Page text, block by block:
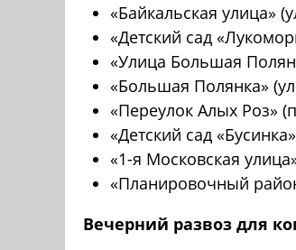
«Байкальская улица»
«Детский сад
«Улица Большая
«Большая Полянка»
«Переулок Алых Роз»
«Детский сад
«1-я Московская
«Планировочный
Вечерний развоз для